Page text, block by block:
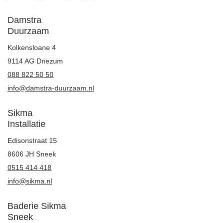
Damstra
Duurzaam
Kolkensloane 4
9114 AG Driezum
088 822 50 50
info@damstra-duurzaam.nl
Sikma
Installatie
Edisonstraat 15
8606 JH Sneek
0515 414 418
info@sikma.nl
Baderie Sikma
Sneek